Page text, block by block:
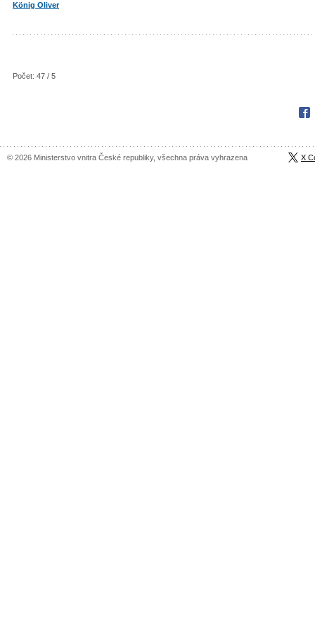
König Oliver
Počet: 47 / 5
© 2026 Ministerstvo vnitra České republiky, všechna práva vyhrazena X